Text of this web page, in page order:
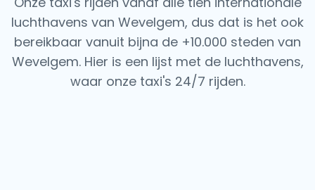
luchthavens van Wevelgem, dus dat is het ook
bereikbaar vanuit bijna de +10.000 steden van
Wevelgem. Hier is een lijst met de luchthavens,
waar onze taxi's 24/7 rijden.